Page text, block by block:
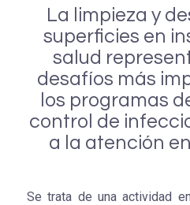
La limpieza y
superficies en
salud
desafíos más
los programas
control de
a la atención
Se trata de una actividad